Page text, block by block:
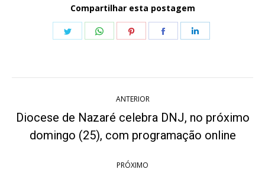
Compartilhar esta postagem
Share
Share
Share
Share
de
post:
ANTERIOR
Post
anterior:
Diocese de Nazaré celebra DNJ, no próximo
domingo (25), com programação online
PRÓXIMO